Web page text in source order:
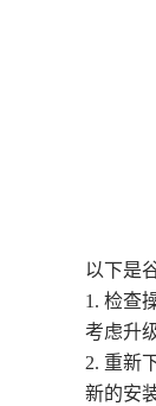
以下是
1. 检查
考虑升
2. 重新
新的安